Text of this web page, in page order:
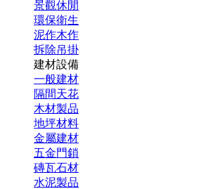
景觀休閒
環保衛生
泥作木作
拆除吊掛
建材設備
一般建材
隔間天花
木材製品
地坪材料
金屬建材
五金門鎖
磚瓦石材
水泥製品